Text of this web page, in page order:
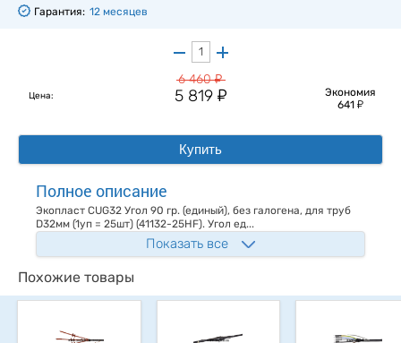
Гарантия: 12 месяцев
Цена:
6 460у
5 819 у
Экономия
641 у
Купить
Полное описание
Экопласт CUG32 Угол 90 гр. (единый), без галогена, для труб
D32мм (1уп = 25шт) (41132-25HF). Угол ед...
Показать все
Похожие товары